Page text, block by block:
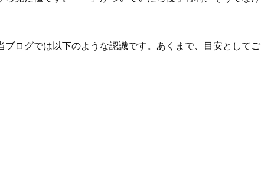
ブログでは以下のような認識です。あくまで、目安としてご